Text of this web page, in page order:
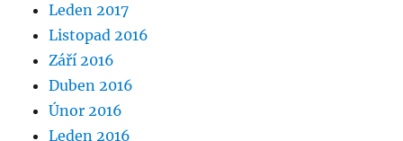
Leden 2017
Listopad 2016
Září 2016
Duben 2016
Únor 2016
Leden 2016